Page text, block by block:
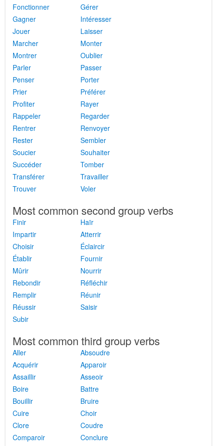
Fonctionner
Gérer
Gagner
Intéresser
Jouer
Laisser
Marcher
Monter
Montrer
Oublier
Parler
Passer
Penser
Porter
Prier
Préférer
Profiter
Rayer
Rappeler
Regarder
Rentrer
Renvoyer
Rester
Sembler
Soucier
Souhaiter
Succéder
Tomber
Transférer
Travailler
Trouver
Voler
Most common second group verbs
Finir
Haïr
Impartir
Atterrir
Choisir
Éclaircir
Établir
Fournir
Mûrir
Nourrir
Rebondir
Réfléchir
Remplir
Réunir
Réussir
Saisir
Subir
Most common third group verbs
Aller
Absoudre
Acquérir
Apparoir
Assaillir
Asseoir
Boire
Battre
Bouillir
Bruire
Cuire
Choir
Clore
Coudre
Comparoir
Conclure